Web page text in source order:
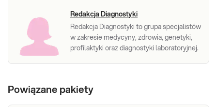
Redakcja Diagnostyki
Redakcja Diagnostyki to grupa specjalistów
w zakresie medycyny, zdrowia, genetyki,
profilaktyki oraz diagnostyki laboratoryjnej.
Powiązane pakiety